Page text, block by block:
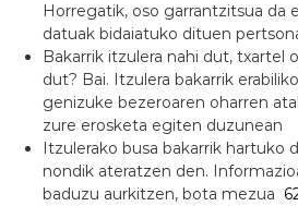
Horregatik, oso garrantzitsua da
datuak bidaiatuko dituen
Bakarrik itzulera nahi dut, txartel
dut? Bai. Itzulera bakarrik
genizuke bezeroaren oharren
zure erosketa egiten duzunean
Itzulerako busa bakarrik hartuko
nondik ateratzen den.
baduzu aurkitzen, bota mezua